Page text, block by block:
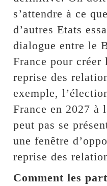
s’attendre à ce
d’autres Etats
dialogue entre le
France pour créer
reprise des
exemple,
France en 2027 à
peut pas se
une fenêtre
reprise des
Comment les